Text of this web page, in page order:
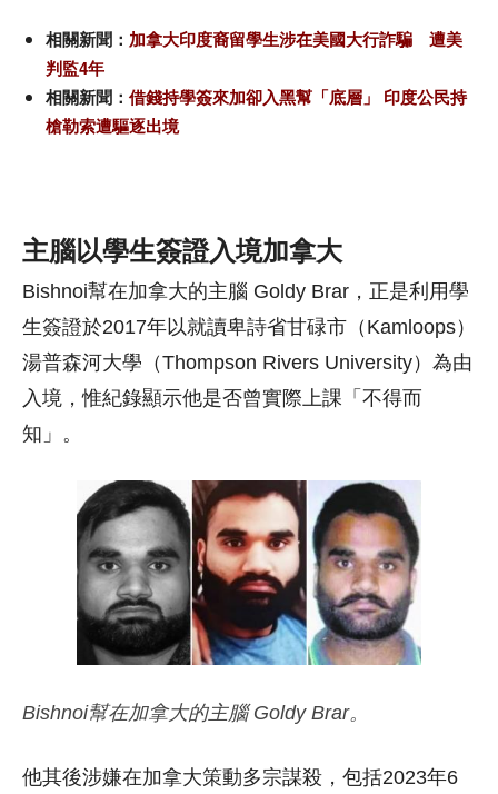
相關新聞： 加拿大印度裔留學生涉在美國大行詐騙 遭美
判監4年
相關新聞： 借錢持學簽來加卻入黑幫「底層」 印度公民持
槍勒索遭驅逐出境
主腦以學生簽證入境加拿大
Bishnoi幫在加拿大的主腦 Goldy Brar，正是利用學
生簽證於2017年以就讀卑詩省甘碌市（Kamloops）
湯普森河大學（Thompson Rivers University）為由
入境，惟紀錄顯示他是否曾實際上課「不得而
知」。
Bishnoi幫在加拿大的主腦 Goldy Brar。
他其後涉嫌在加拿大策動多宗謀殺，包括2023年6